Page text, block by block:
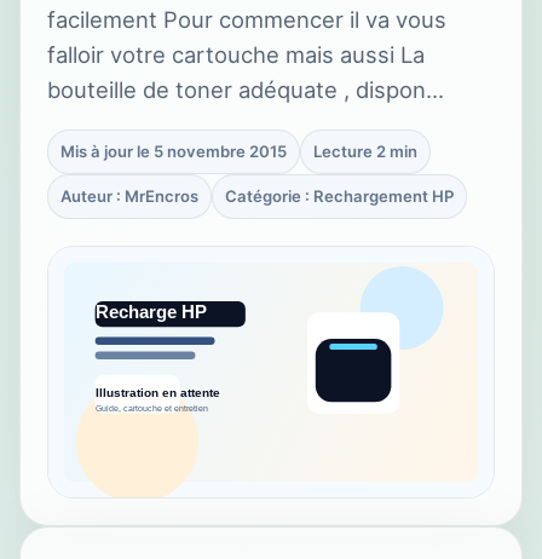
facilement Pour commencer il va vous
falloir votre cartouche mais aussi La
bouteille de toner adéquate , dispon…
Mis à jour le 5 novembre 2015 Lecture 2 min
Auteur : MrEncros Catégorie : Rechargement HP